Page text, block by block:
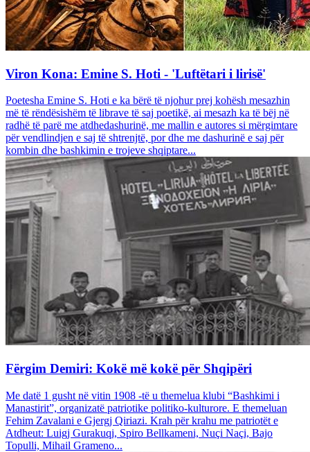
Viron Kona: Emine S. Hoti - 'Luftëtari i lirisë'
Poetesha Emine S. Hoti e ka bërë të njohur prej kohësh mesazhin
më të rëndësishëm të librave të saj poetikë, ai mesazh ka të bëj në
radhë të parë me atdhedashurinë, me mallin e autores si mërgimtare
për vendlindjen e saj të shtrenjtë, por dhe me dashurinë e saj për
kombin dhe bashkimin e trojeve shqiptare...
Fërgim Demiri: Kokë më kokë për Shqipëri
Me datë 1 gusht në vitin 1908 -të u themelua klubi “Bashkimi i
Manastirit”, organizatë patriotike politiko-kulturore. E themeluan
Fehim Zavalani e Gjergj Qiriazi. Krah për krahu me patriotët e
Atdheut: Luigj Gurakuqi, Spiro Bellkameni, Nuçi Naçi, Bajo
Topulli, Mihail Grameno...